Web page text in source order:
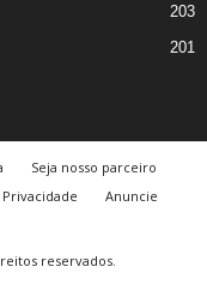
203
201
Seja nosso parceiro
Anuncie
reservados.